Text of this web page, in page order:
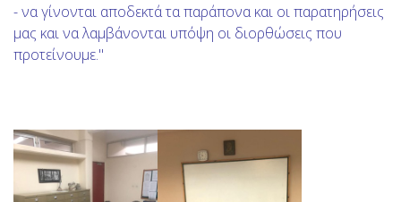
- να γίνονται αποδεκτά τα παράπονα και οι παρατηρήσεις
μας και να λαμβάνονται υπόψη οι διορθώσεις που
προτείνουμε."